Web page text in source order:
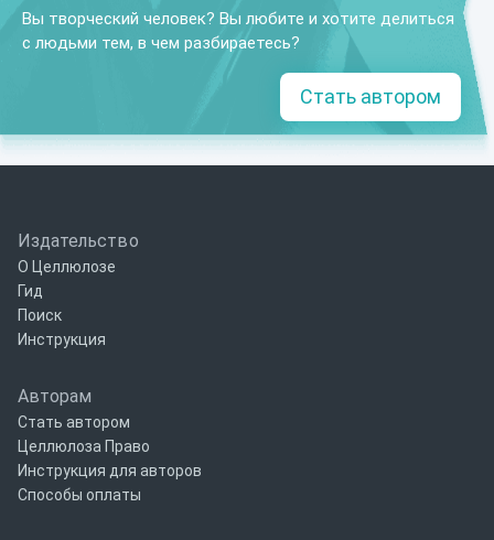
Вы творческий человек? Вы любите и хотите делиться
с людьми тем, в чем разбираетесь?
Стать автором
Издательство
О Целлюлозе
Гид
Поиск
Инструкция
Авторам
Стать автором
Целлюлоза Право
Инструкция для авторов
Способы оплаты